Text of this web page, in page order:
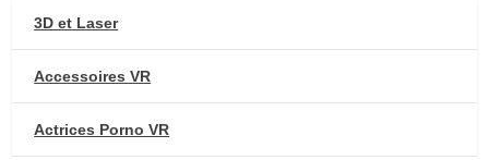
3D et Laser
Accessoires VR
Actrices Porno VR